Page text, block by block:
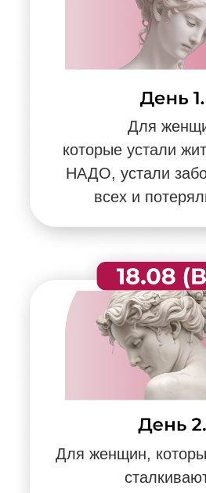
Для женщин, которые
не понимают, как изменить
сценарий своей жизни
Для женщин, которые постоянно
с разочарованиями
или боятся остаться одни